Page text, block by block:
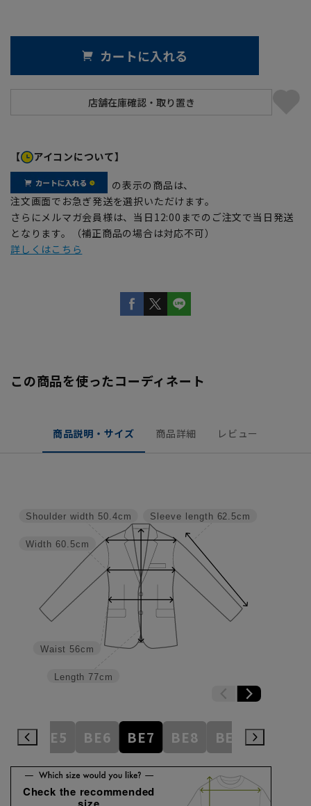
カートに入れる
【 アイコンについて】
の表示の商品は、
注文画面でお急ぎ発送を選択いただけます。
さらにメルマガ会員様は、当日12:00までのご注文で当日発送
となります。（補正商品の場合は対応不可）
詳しくはこちら
この商品を使ったコーディネート
商品説明・サイズ 商品詳細 レビュー
Sleeve length 62.5cm
Length 77cm
Waist 56cm
Width 60.5cm
Shoulder width 50.4cm
BE5 BE6 BE7 BE8 BE9 BE10
Check the recommended